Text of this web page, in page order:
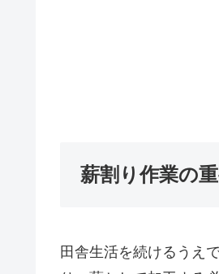
薪割り作業の
田舎生活を続けるうえ